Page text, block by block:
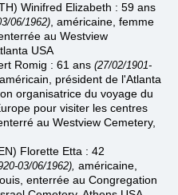
Winifred Elizabeth : 59 ans
06/1962) , américaine, femme
au Westview
USA
Romig : 61 ans (27/02/1901-
, américain, président de l'Atlanta
organisatrice du voyage du
pour visiter les centres
au Westview Cemetery,
Florette Etta : 42
-03/06/1962), américaine,
enterrée au Congregation